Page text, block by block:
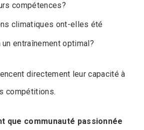
compétences?
climatiques ont-elles été
entraînement optimal?
directement leur capacité à
compétitions.
que communauté passionnée